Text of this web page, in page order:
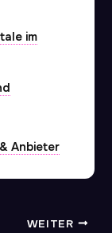
im
Anbieter
WEITER